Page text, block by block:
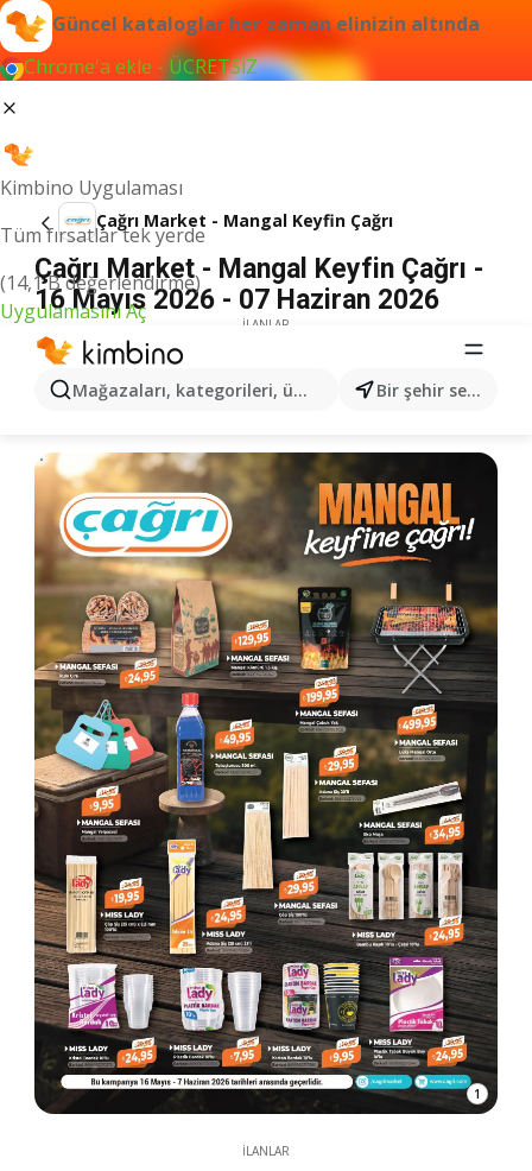
Güncel kataloglar her zaman elinizin altında
Chrome'a ekle - ÜCRETSİZ
Kimbino Uygulaması
Tüm fırsatlar tek yerde
(14,1 B değerlendirme)
Uygulamasını Aç
Mağazaları, kategorileri, ürünleri arayın... Bir şehir seçin
Çağrı Market - Mangal Keyfin Çağrı
Çağrı Market - Mangal Keyfin Çağrı -
16 Mayıs 2026 - 07 Haziran 2026
İLANLAR
1
İLANLAR